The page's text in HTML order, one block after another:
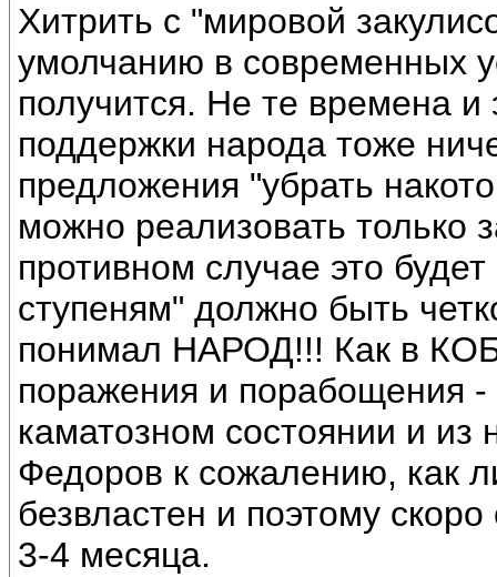
Хитрить с "мировой
умолчанию в современных
получится. Не те времена
поддержки народа тоже
предложения "убрать
можно реализовать только
противном случае это
ступеням" должно быть
понимал НАРОД!!! Как в
поражения и порабощения
каматозном состоянии и из
Федоров к сожалению, как
безвластен и поэтому
3-4 месяца.